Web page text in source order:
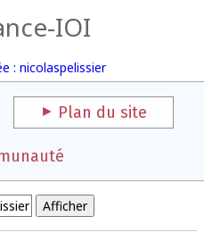
IOI
: nicolaspelissier
Plan du site